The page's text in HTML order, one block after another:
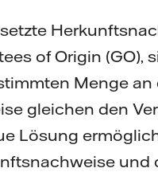
of Origin (GO),
Menge
gleichen den
Lösung